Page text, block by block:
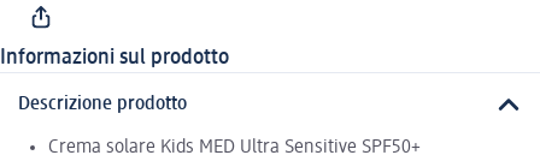
Informazioni sul prodotto
Descrizione prodotto
Crema solare Kids MED Ultra Sensitive SPF50+